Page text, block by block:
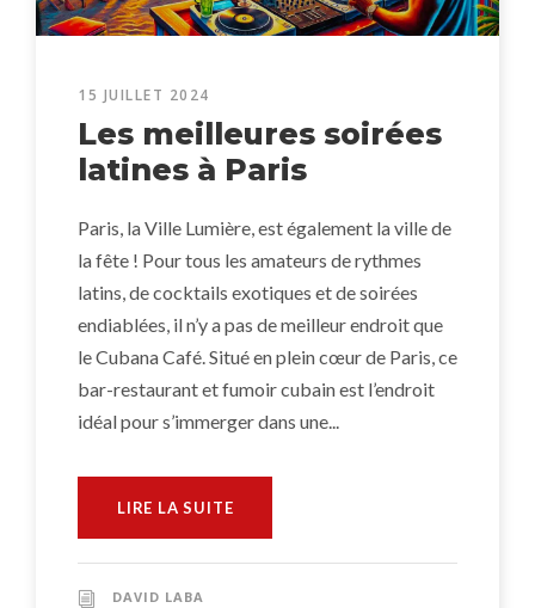
15 JUILLET 2024
Les meilleures soirées
latines à Paris
Paris, la Ville Lumière, est également la ville de
la fête ! Pour tous les amateurs de rythmes
latins, de cocktails exotiques et de soirées
endiablées, il n’y a pas de meilleur endroit que
le Cubana Café. Situé en plein cœur de Paris, ce
bar-restaurant et fumoir cubain est l’endroit
idéal pour s’immerger dans une...
LIRE LA SUITE
DAVID LABA